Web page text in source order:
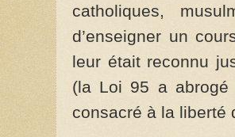
catholiques,
d’enseigner un
leur était reconnu
(la Loi 95 a abrogé
consacré à la liberté